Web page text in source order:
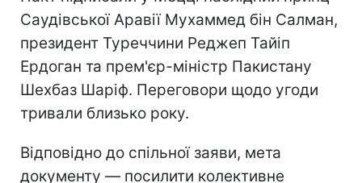
Саудівської Аравії Мухаммед бін Салман,
президент Туреччини Реджеп Тайіп
Ердоган та прем'єр-міністр Пакистану
Шехбаз Шаріф. Переговори щодо угоди
тривали близько року.
Відповідно до спільної заяви, мета
документу — посилити колективне